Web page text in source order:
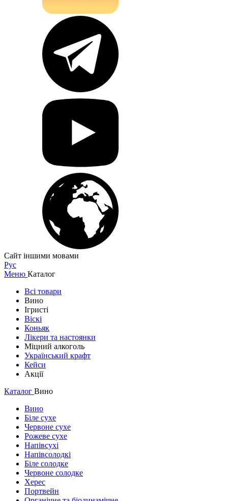
Сайт іншими мовами
Рус
Меню Каталог
Всі товари
Вино
Ігристі
Віскі
Коньяк
Лікери та настоянки
Міцний алкоголь
Український крафт
Кейси
Акції
Каталог Вино
Вино
Біле сухе
Червоне сухе
Рожеве сухе
Напівсухі
Напівсолодкі
Біле солодке
Червоне солодке
Херес
Портвейн